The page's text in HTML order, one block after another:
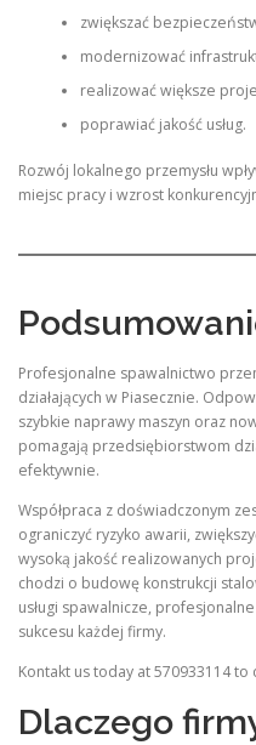
zwiększać
modernizować
realizować większe
poprawiać jakość usług.
Rozwój lokalnego przemysłu
miejsc pracy i wzrost
Profesjonalne spawalnictwo
działających w Piasecznie.
szybkie naprawy maszyn oraz
pomagają przedsiębiorstwom
efektywnie.
Współpraca z doświadczonym
ograniczyć ryzyko awarii,
wysoką jakość realizowanych
chodzi o budowę konstrukcji
usługi spawalnicze,
sukcesu każdej firmy.
Kontakt us today at 570933114
Dlaczego